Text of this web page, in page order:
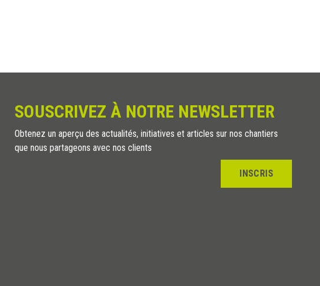
SOUSCRIVEZ À NOTRE NEWSLETTER
Obtenez un aperçu des actualités, initiatives et articles sur nos chantiers
que nous partageons avec nos clients
INSCRIS